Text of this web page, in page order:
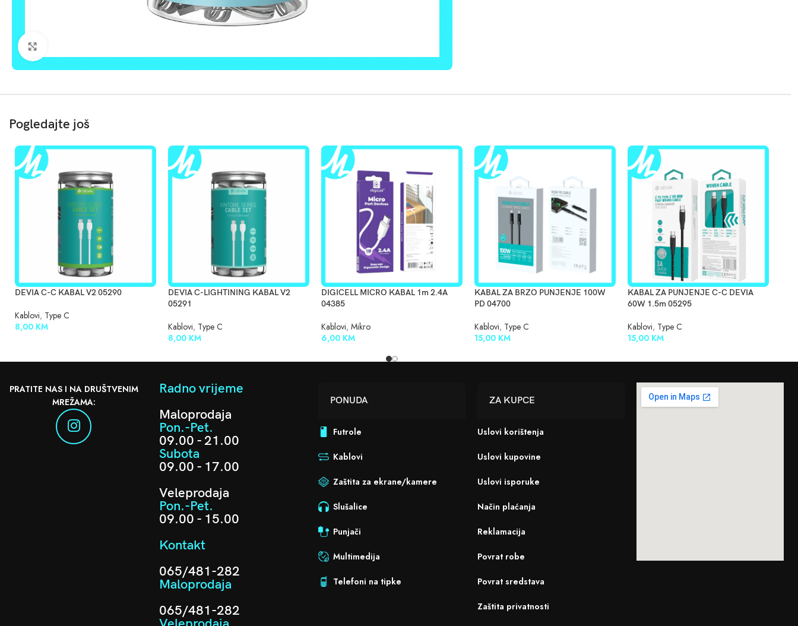
Pogledajte još
DEVIA C-C KABAL V2 05290
Kablovi, Type C
8,00 KM
DEVIA C-LIGHTINING KABAL V2
05291
Kablovi, Type C
8,00 KM
DIGICELL MICRO KABAL 1m 2.4A
04385
Kablovi, Mikro
6,00 KM
KABAL ZA BRZO PUNJENJE 100W
PD 04700
Kablovi, Type C
15,00 KM
KABAL ZA PUNJENJE C-C DEVIA
60W 1.5m 05295
Kablovi, Type C
15,00 KM
PRATITE NAS I NA DRUŠTVENIM
MREŽAMA:
Radno vrijeme
Maloprodaja
Pon.-Pet.
09.00 - 21.00
Subota
09.00 - 17.00
Veleprodaja
Pon.-Pet.
09.00 - 15.00
Kontakt
065/481-282
Maloprodaja
065/481-282
PONUDA
Futrole
Kablovi
Zaštita za ekrane/kamere
Slušalice
Punjači
Multimedija
Telefoni na tipke
ZA KUPCE
Uslovi korištenja
Uslovi kupovine
Uslovi isporuke
Način plaćanja
Reklamacija
Povrat robe
Povrat sredstava
Zaštita privatnosti